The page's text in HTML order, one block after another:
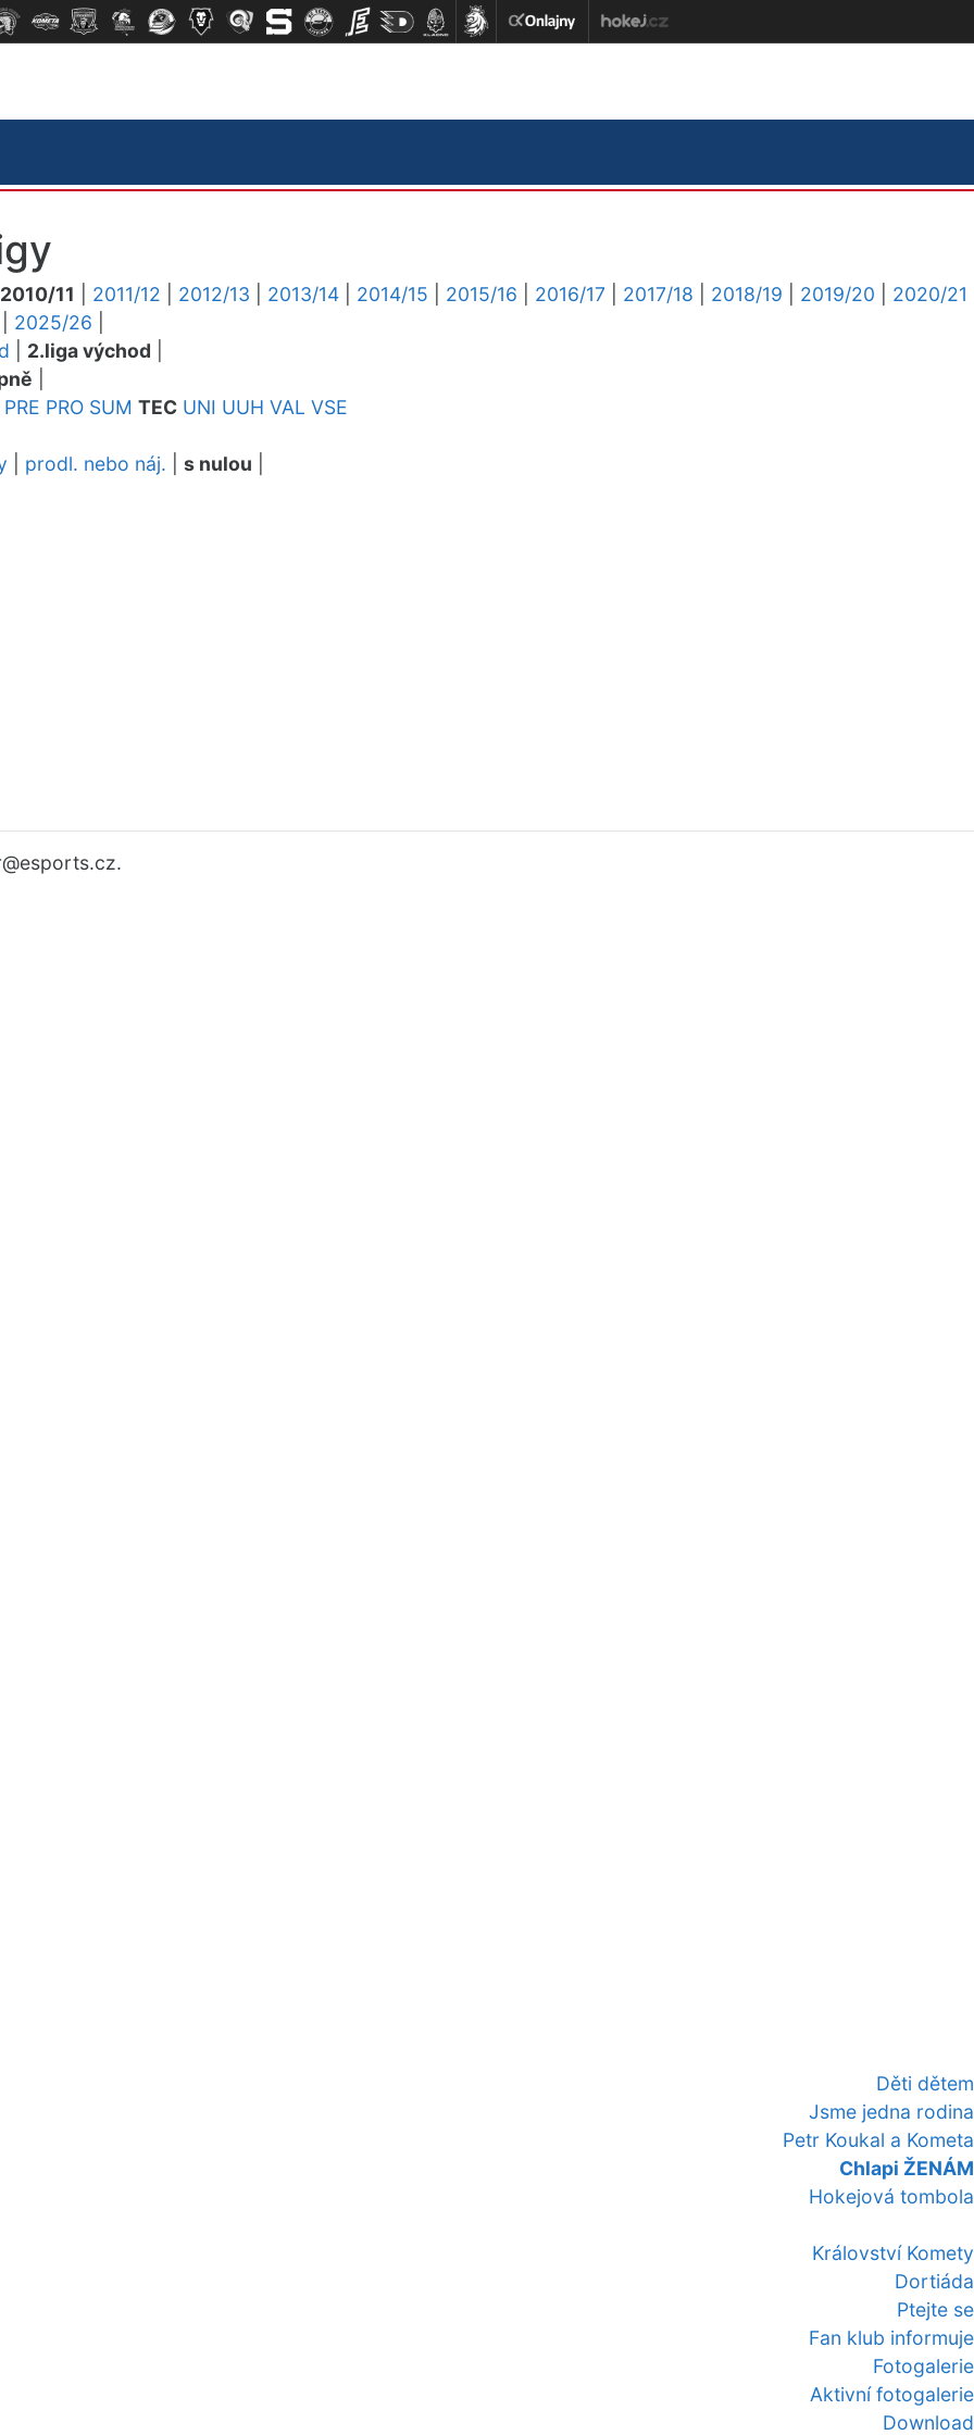
Děti dětem
Jsme jedna rodina
Petr Koukal a Kometa
Chlapi ŽENÁM
Hokejová tombola
Království Komety
Dortiáda
Ptejte se
Fan klub informuje
Fotogalerie
Aktivní fotogalerie
Download
2010/11 2011/12 2012/13 2013/14 2014/15 2015/16 2016/17 2017/18 2018/19 2019/20
2020/21
2025/26
2.liga východ
PRE PRO SUM TEC UNI UUH VAL VSE
prodl. nebo náj. s nulou
@esports.cz.